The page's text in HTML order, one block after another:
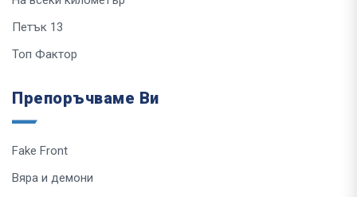
Петък 13
Топ Фактор
Препоръчваме Ви
Fake Front
Вяра и демони